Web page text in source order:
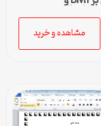
مشاهده و خرید